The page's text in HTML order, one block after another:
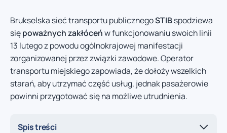
Brukselska sieć transportu publicznegoSTIBspodziewa
siępoważnych zakłóceńw funkcjonowaniu swoich linii
13 lutego z powodu ogólnokrajowej manifestacji
zorganizowanej przez związki zawodowe. Operator
transportu miejskiego zapowiada, że dołoży wszelkich
starań, aby utrzymać część usług, jednak pasażerowie
powinni przygotować się na możliwe utrudnienia.
Spis treści